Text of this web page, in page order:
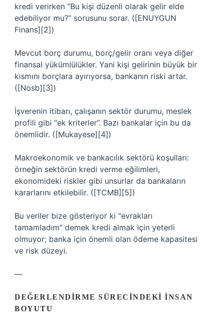
kredi verirken “Bu kişi düzenli olarak gelir elde
edebiliyor mu?” sorusunu sorar. ([ENUYGUN
Finans][2])
Mevcut borç durumu, borç/gelir oranı veya diğer
finansal yükümlülükler. Yani kişi gelirinin büyük bir
kısmını borçlara ayırıyorsa, bankanın riski artar.
([Nosb][3])
İşverenin itibarı, çalışanın sektör durumu, meslek
profili gibi “ek kriterler”. Bazı bankalar için bu da
önemlidir. ([Mukayese][4])
Makroekonomik ve bankacılık sektörü koşulları:
örneğin sektörün kredi verme eğilimleri,
ekonomideki riskler gibi unsurlar da bankaların
kararlarını etkilebilir. ([TCMB][5])
Bu veriler bize gösteriyor ki “evrakları
tamamladım” demek kredi almak için yeterli
olmuyor; banka için önemli olan ödeme kapasitesi
ve risk düzeyi.
—
DEĞERLENDIRME SÜRECINDEKI İNSAN
BOYUTU